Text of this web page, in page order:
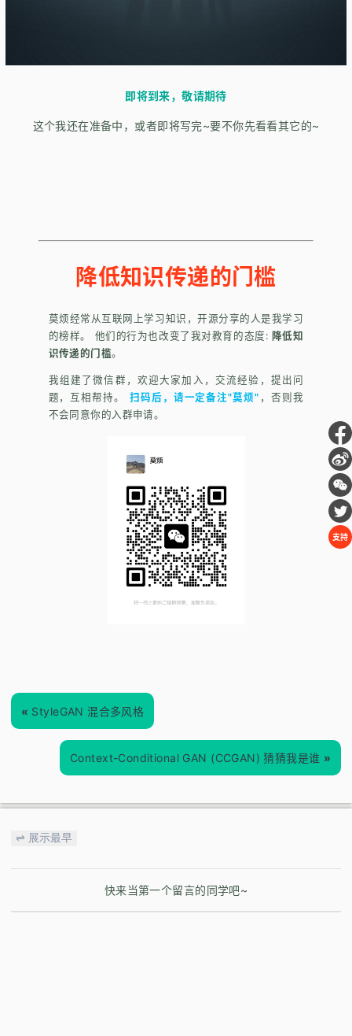
支持
即将到来，敬请期待
这个我还在准备中，或者即将写完~要不你先看看其它的~
降低知识传递的门槛
莫烦经常从互联网上学习知识，开源分享的人是我学习
的榜样。 他们的行为也改变了我对教育的态度: 降低知
识传递的门槛。
我组建了微信群，欢迎大家加入，交流经验，提出问
题，互相帮持。
扫码后，请一定备注"莫烦" ，否则我
不会同意你的入群申请。
« StyleGAN 混合多风格
Context-Conditional GAN (CCGAN) 猜猜我是谁 »
⇌ 展示最早
快来当第一个留言的同学吧~